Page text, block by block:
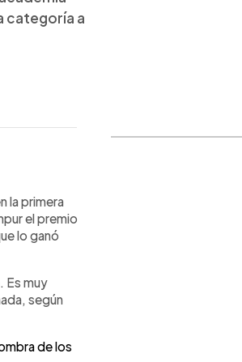
categoría a
la primera
el premio
lo ganó
Es muy
según
de los